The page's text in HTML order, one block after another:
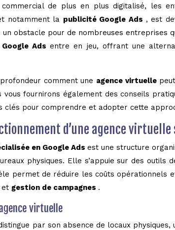
commercial de plus en plus digitalisé, les
notamment la publicité Google Ads , est
un obstacle pour de nombreuses entreprises
Adsentre en jeu, offrant une
comment une agence virtuelle
vous fournirons également des conseils
clés pour comprendre et adopter cette
d’une agence virtuelle
en Google Ads est une structure
physiques. Elle s’appuie sur des
permet de réduire les coûts
et gestion de campagnes .
virtuelle
par son absence de locaux